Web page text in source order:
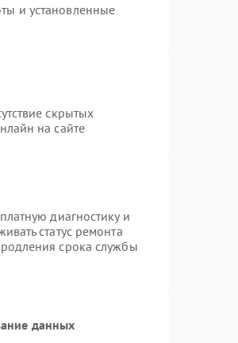
и установленные
скрытых
на сайте
диагностику и
статус ремонта
срока службы
данных